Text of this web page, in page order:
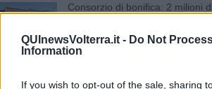
QUInewsVolterra.it - Do Not
Information
If you wish to opt-out of the sale, sharing
Consorzio di bonifica: 2 milioni
Consorzio: 24mila euro in più